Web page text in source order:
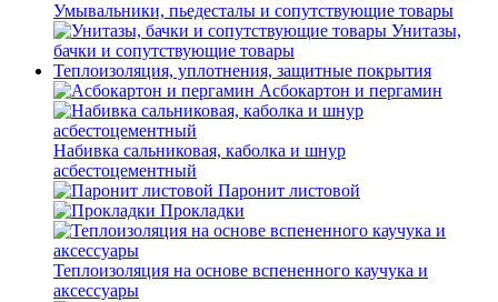
Умывальники, пьедесталы и сопутствующие товары
Унитазы,
бачки и сопутствующие товары
Теплоизоляция, уплотнения, защитные покрытия
Асбокартон и пергамин
Набивка сальниковая, каболка и шнур
асбестоцементный
Паронит листовой
Прокладки
Теплоизоляция на основе вспененного каучука и
аксессуары